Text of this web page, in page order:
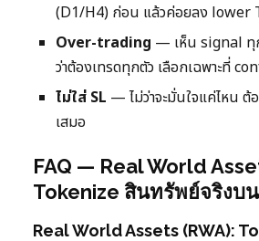
(D1/H4) ก่อน แล้วค่อยลง lower
Over-trading — เห็น signal ทุ
ว่าต้องเทรดทุกตัว เลือกเฉพาะที่
ไม่ใส่ SL — ไม่ว่าจะมั่นใจแค่ไหน
เสมอ
FAQ — Real World
Tokenize สินทรัพย์จริงบ
Real World Assets (RWA):